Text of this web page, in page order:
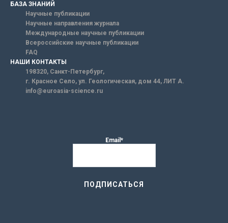
БАЗА ЗНАНИЙ
Научные публикации
Научные направления журнала
Международные научные публикации
Всероссийские научные публикации
FAQ
НАШИ КОНТАКТЫ
198320, Санкт-Петербург,
г. Красное Село, ул. Геологическая, дом 44, ЛИТ А.
info@euroasia-science.ru
Email*